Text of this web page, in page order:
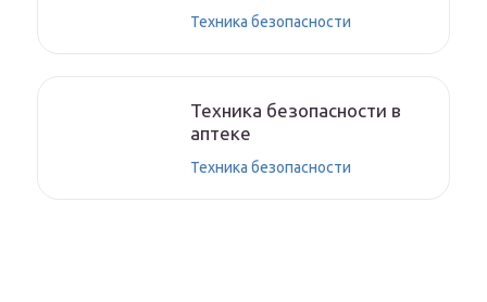
Техника безопасности
Техника безопасности в
аптеке
Техника безопасности